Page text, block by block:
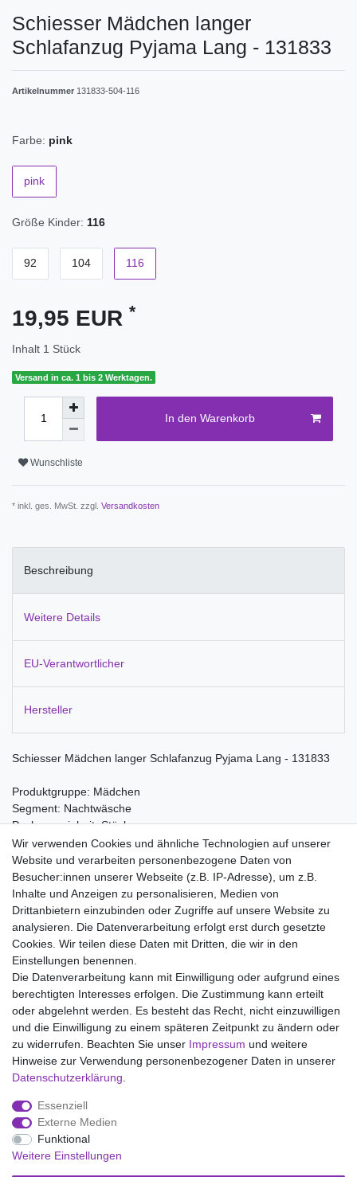
Schiesser Mädchen langer
Schlafanzug Pyjama Lang - 131833
Artikelnummer 131833-504-116
Farbe: pink
pink
Größe Kinder: 116
92 104 116
19,95 EUR *
Inhalt 1 Stück
Versand in ca. 1 bis 2 Werktagen.
In den Warenkorb
Wunschliste
* inkl. ges. MwSt. zzgl. Versandkosten
Beschreibung
Weitere Details
EU-Verantwortlicher
Hersteller
Schiesser Mädchen langer Schlafanzug Pyjama Lang - 131833
Produktgruppe: Mädchen
Segment: Nachtwäsche
Packungseinheit: Stück
Material:
100% Baumwolle
Wir liefern mit DHL (auch Samstags)
Kostenloser Versand
14 Tage Rückgaberecht
Impressum Daten­schutz­erklärung AGB
Widerrufs­recht
Wir verwenden Cookies und ähnliche Technologien auf unserer
Website und verarbeiten personenbezogene Daten von
Besucher:innen unserer Webseite (z.B. IP-Adresse), um z.B.
Inhalte und Anzeigen zu personalisieren, Medien von
Drittanbietern einzubinden oder Zugriffe auf unsere Website zu
analysieren. Die Datenverarbeitung erfolgt erst durch gesetzte
Cookies. Wir teilen diese Daten mit Dritten, die wir in den
Einstellungen benennen.
Die Datenverarbeitung kann mit Einwilligung oder aufgrund eines
berechtigten Interesses erfolgen. Die Zustimmung kann erteilt
oder abgelehnt werden. Es besteht das Recht, nicht einzuwilligen
und die Einwilligung zu einem späteren Zeitpunkt zu ändern oder
zu widerrufen. Beachten Sie unser Impressum und weitere
Hinweise zur Verwendung personenbezogener Daten in unserer
Daten­schutz­erklärung
Essenziell
Externe Medien
Funktional
Weitere Einstellungen